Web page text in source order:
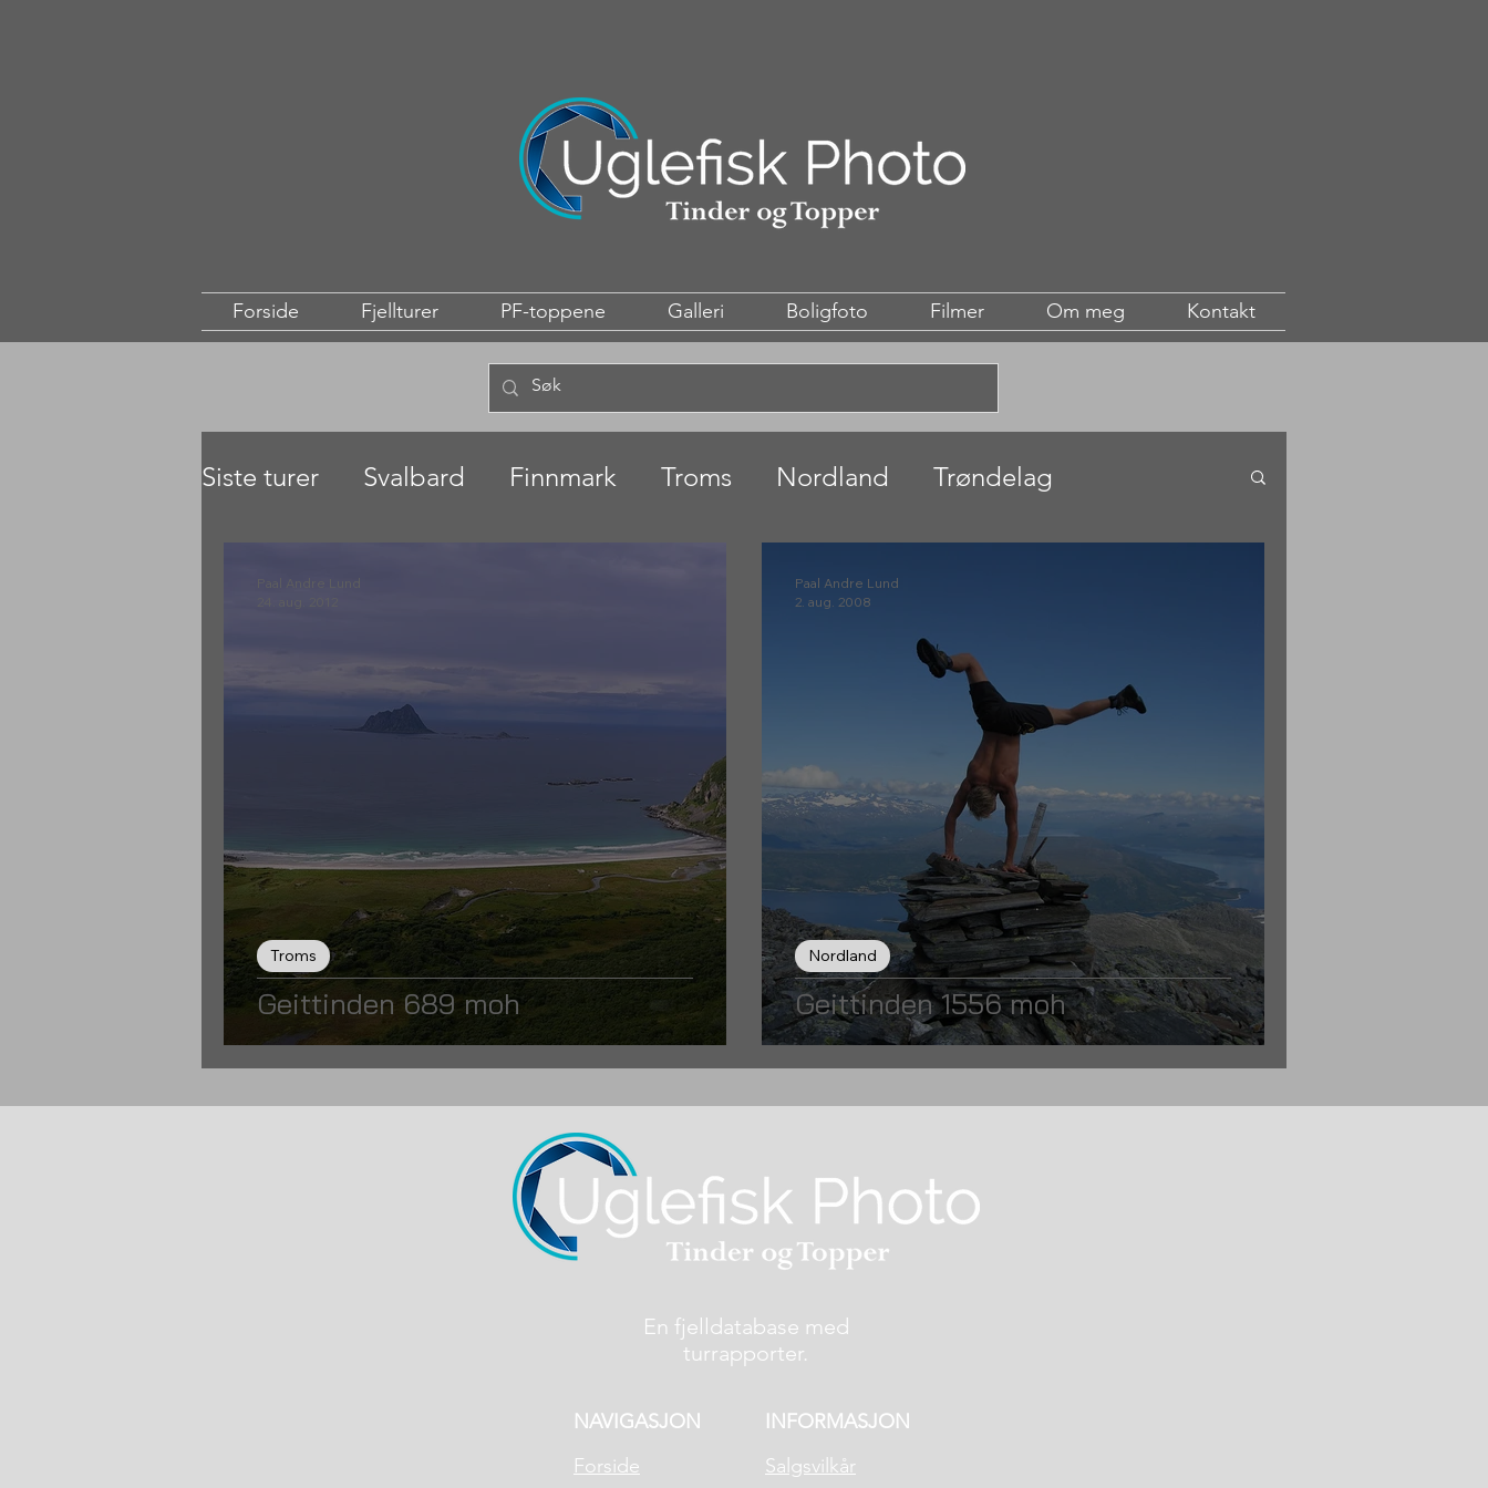
Forside Fjellturer PF-toppene Galleri Boligfoto Filmer Om meg Kontakt
Siste turer Svalbard Finnmark Troms Nordland Trøndelag
Geittinden 689 moh
Troms
Geittinden 1556 moh
Nordland
Paal Andre Lund
2. aug. 2008
En fjelldatabase med
turrapporter.
NAVIGASJON
Forside
INFORMASJON
Salgsvilkår